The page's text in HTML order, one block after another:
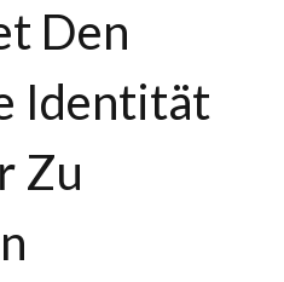
Den
Identität
Zu